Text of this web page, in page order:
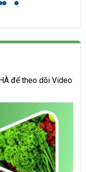
để theo dõi Video